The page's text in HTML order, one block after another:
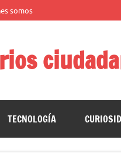
somos
TECNOLOGÍA